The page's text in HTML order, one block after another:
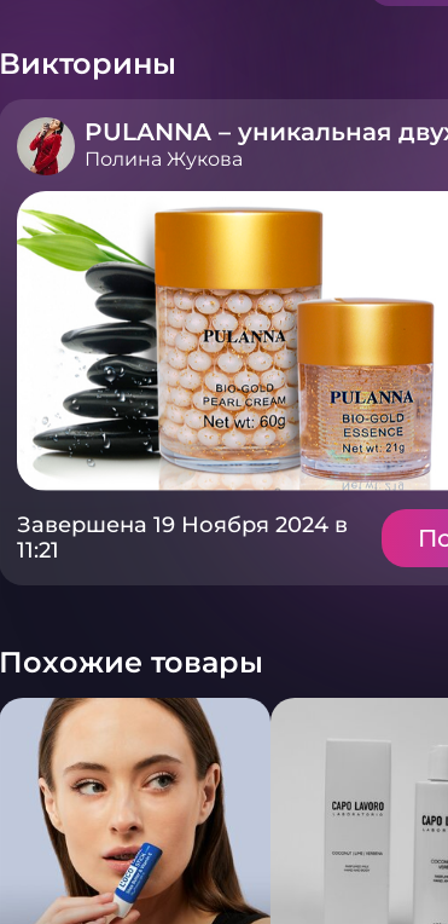
Викторины
Полина Жукова
Завершена 19 Ноября 2024 в
11:21
Похожие товары